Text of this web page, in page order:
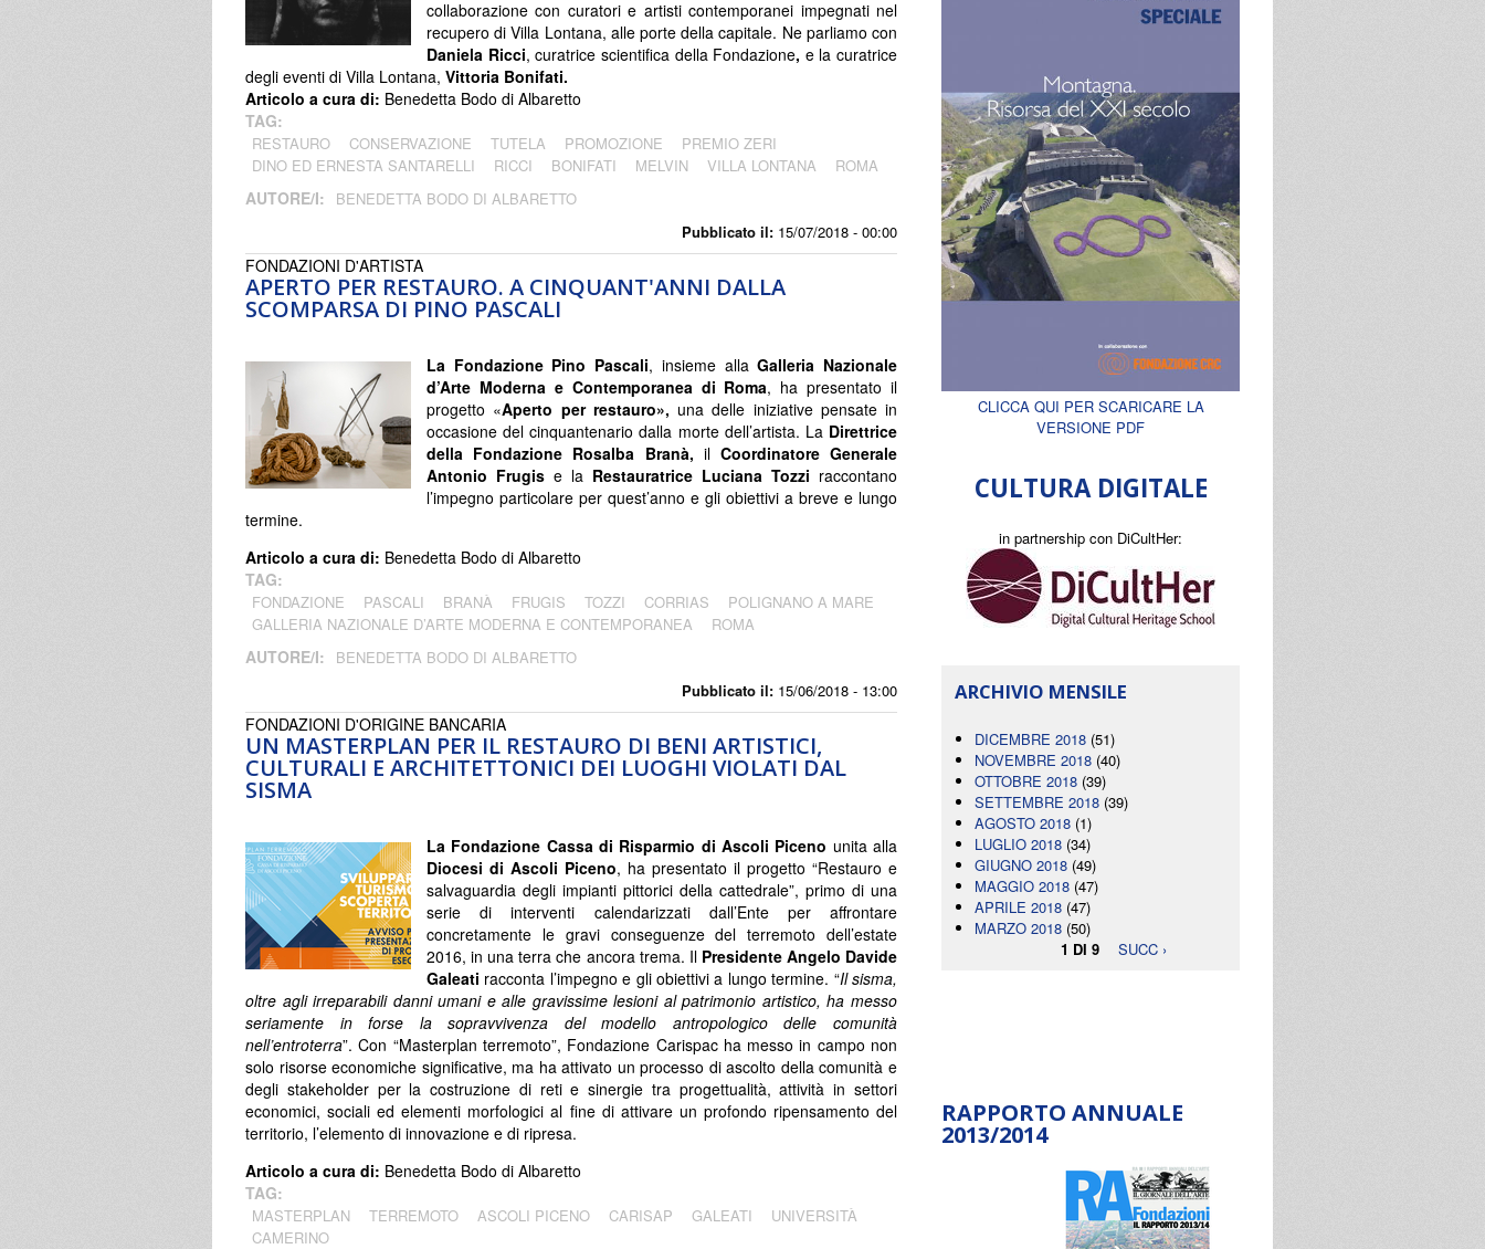
Pubblicato il: 15/07/2018 - 00:00
collaborazione con curatori e artisti contemporanei impegnati nel
recupero di Villa Lontana, alle porte della capitale. Ne parliamo con
Daniela Ricci, curatrice scientifica della Fondazione, e la curatrice
degli eventi di Villa Lontana, Vittoria Bonifati.
Articolo a cura di: Benedetta Bodo di Albaretto
TAG:
RESTAURO CONSERVAZIONE TUTELA PROMOZIONE
PREMIO ZERI
DINO ED ERNESTA SANTARELLI
RICCI BONIFATI MELVIN VILLA LONTANA ROMA
AUTORE/I: BENEDETTA BODO DI ALBARETTO
APERTO PER RESTAURO. A CINQUANT'ANNI DALLA
SCOMPARSA DI PINO PASCALI
Pubblicato il: 15/06/2018 - 13:00
FONDAZIONI D'ARTISTA
La Fondazione Pino Pascali, insieme allaGalleria Nazionale
d’Arte Moderna e Contemporanea di Roma, ha presentato il
progetto «Aperto per restauro», una delle iniziative pensate in
occasione del cinquantenario dalla morte dell’artista. La Direttrice
della Fondazione Rosalba Branà, il Coordinatore Generale
Antonio Frugis e la Restauratrice Luciana Tozzi raccontano
l’impegno particolare per quest’anno e gli obiettivi a breve e lungo
termine.
Articolo a cura di: Benedetta Bodo di Albaretto
TAG:
FONDAZIONE PASCALI BRANÀ FRUGIS TOZZI CORRIAS
POLIGNANO A MARE
GALLERIA NAZIONALE D’ARTE MODERNA E CONTEMPORANEA
ROMA
AUTORE/I: BENEDETTA BODO DI ALBARETTO
UN MASTERPLAN PER IL RESTAURO DI BENI ARTISTICI,
CULTURALI E ARCHITETTONICI DEI LUOGHI VIOLATI DAL
SISMA
FONDAZIONI D'ORIGINE BANCARIA
La Fondazione Cassa di Risparmio di Ascoli Piceno unita alla
Diocesi di Ascoli Piceno, ha presentato il progetto “Restauro e
salvaguardia degli impianti pittorici della cattedrale”, primo di una
serie di interventi calendarizzati dall’Ente per affrontare
concretamente le gravi conseguenze del terremoto dell’estate
2016, in una terra che ancora trema. IlPresidente Angelo Davide
Galeati racconta l’impegno e gli obiettivi a lungo termine. “Il sisma,
oltre agli irreparabili danni umani e alle gravissime lesioni al patrimonio artistico, ha messo
seriamente in forse la sopravvivenza del modello antropologico delle comunità
nell’entroterra”. Con “Masterplan terremoto”, Fondazione Carispac ha messo in campo non
solo risorse economiche significative, ma ha attivato un processo di ascolto della comunità e
degli stakeholder per la costruzione di reti e sinergie tra progettualità, attività in settori
economici, sociali ed elementi morfologici al fine di attivare un profondo ripensamento del
territorio, l’elemento di innovazione e di ripresa.
Articolo a cura di: Benedetta Bodo di Albaretto
TAG:
MASTERPLAN TERREMOTO ASCOLI PICENO CARISAP GALEATI
UNIVERSITÀ
CAMERINO
CLICCA QUI PER SCARICARE LA
VERSIONE PDF
CULTURA DIGITALE
in partnership con DiCultHer:
ARCHIVIO MENSILE
DICEMBRE 2018 (51)
NOVEMBRE 2018 (40)
OTTOBRE 2018 (39)
SETTEMBRE 2018 (39)
AGOSTO 2018 (1)
LUGLIO 2018 (34)
GIUGNO 2018 (49)
MAGGIO 2018 (47)
APRILE 2018 (47)
MARZO 2018 (50)
1 DI 9
SUCC ›
RAPPORTO ANNUALE
2013/2014